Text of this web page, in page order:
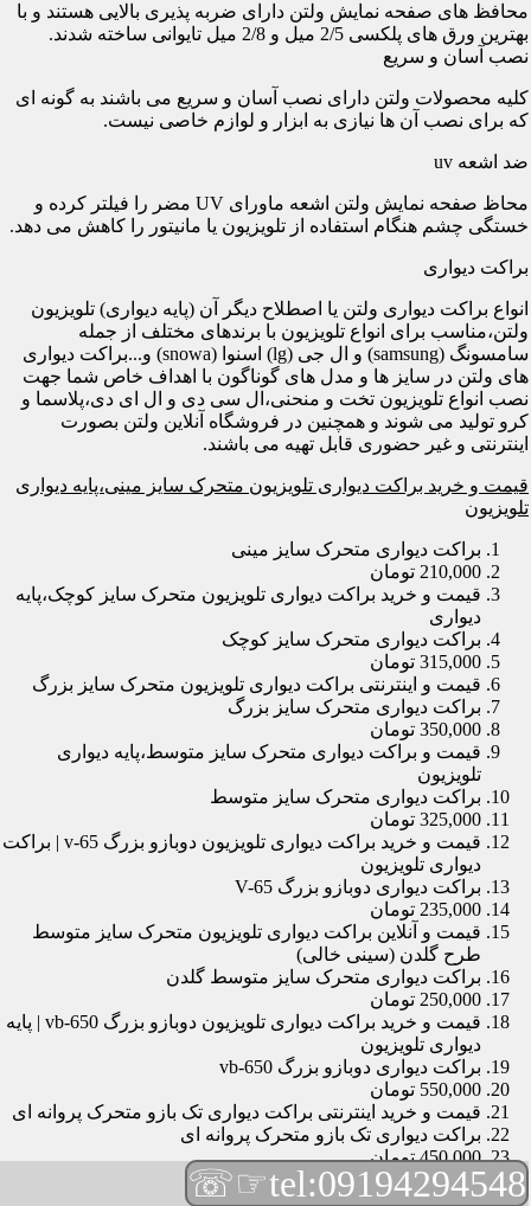
محافظ های صفحه نمایش ولتن دارای ضربه پذیری بالایی هستند و با
بهترین ورق های پلکسی 2/5 میل و 2/8 میل تایوانی ساخته شدند.
نصب آسان و سریع
کلیه محصولات ولتن دارای نصب آسان و سریع می باشند به گونه ای
که برای نصب آن ها نیازی به ابزار و لوازم خاصی نیست.
ضد اشعه uv
محاظ صفحه نمایش ولتن اشعه ماورای UV مضر را فیلتر کرده و
خستگی چشم هنگام استفاده از تلویزیون یا مانیتور را کاهش می دهد.
براکت دیواری
انواع براکت دیواری ولتن یا اصطلاح دیگر آن (پایه دیواری) تلویزیون
ولتن،مناسب برای انواع تلویزیون با برندهای مختلف از جمله
سامسونگ (samsung) و ال جی (lg) اسنوا (snowa) و...براکت دیواری
های ولتن در سایز ها و مدل های گوناگون با اهداف خاص شما جهت
نصب انواع تلویزیون تخت و منحنی،ال سی دی و ال ای دی،پلاسما و
کرو تولید می شوند و همچنین در فروشگاه آنلاین ولتن بصورت
اینترنتی و غیر حضوری قابل تهیه می باشند.
قیمت و خرید براکت دیواری تلویزیون متحرک سایز مینی،پایه دیواری
تلویزیون
براکت دیواری متحرک سایز مینی
210,000 تومان
قیمت و خرید براکت دیواری تلویزیون متحرک سایز کوچک،پایه
دیواری
براکت دیواری متحرک سایز کوچک
315,000 تومان
قیمت و اینترنتی براکت دیواری تلویزیون متحرک سایز بزرگ
براکت دیواری متحرک سایز بزرگ
350,000 تومان
قیمت و براکت دیواری متحرک سایز متوسط،پایه دیواری
تلویزیون
براکت دیواری متحرک سایز متوسط
325,000 تومان
قیمت و خرید براکت دیواری تلویزیون دوبازو بزرگ v-65 | براکت
دیواری تلویزیون
براکت دیواری دوبازو بزرگ V-65
235,000 تومان
قیمت و آنلاین براکت دیواری تلویزیون متحرک سایز متوسط
طرح گلدن (سینی خالی)
براکت دیواری متحرک سایز متوسط گلدن
250,000 تومان
قیمت و خرید براکت دیواری تلویزیون دوبازو بزرگ vb-650 | پایه
دیواری تلویزیون
براکت دیواری دوبازو بزرگ vb-650
550,000 تومان
قیمت و خرید اینترنتی براکت دیواری تک بازو متحرک پروانه ای
براکت دیواری تک بازو متحرک پروانه ای
450,000 تومان
قیمت و براکت دیواری تلویزیون مچی | براکت دیواری تلویزیون
tel:09194294548
☞☏